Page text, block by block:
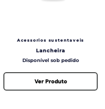
Acessorios sustentaveis
Lancheira
Preço
Disponível sob pedido
Ver Produto